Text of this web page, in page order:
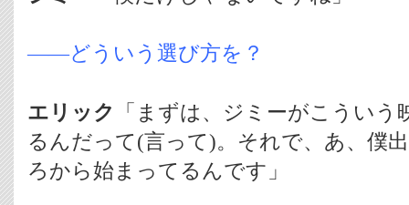
――どういう選び方を？
エリック
「まずは、ジミーがこうい
るんだって(言って)。それで、あ、僕
ろから始まってるんです」